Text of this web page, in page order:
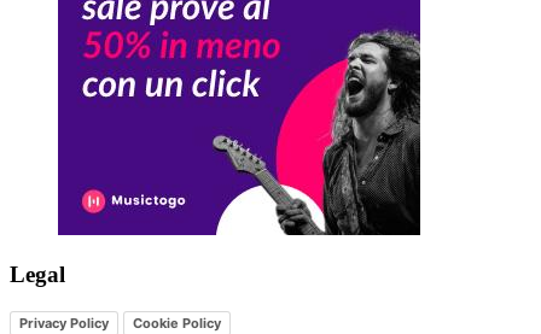
Legal
Privacy Policy Cookie Policy